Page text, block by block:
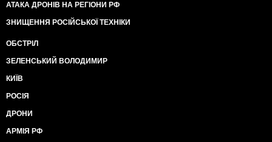
АТАКА ДРОНІВ НА РЕГІОНИ РФ
ЗНИЩЕННЯ РОСІЙСЬКОЇ ТЕХНІКИ
ОБСТРІЛ
ЗЕЛЕНСЬКИЙ ВОЛОДИМИР
КИЇВ
РОСІЯ
ДРОНИ
АРМІЯ РФ